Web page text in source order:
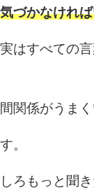
づかなけれ
はすべての
関係がうまく
。
ろもっと聞き